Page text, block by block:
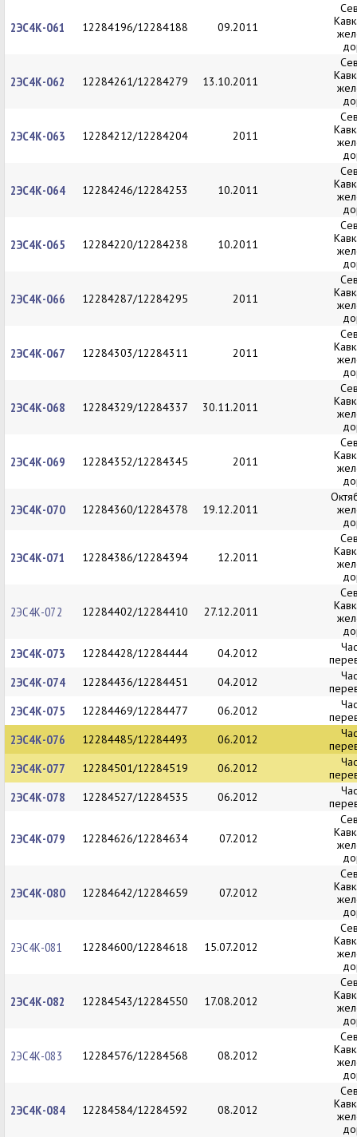
2ЭС4К-061 12284196/12284188 09.2011
2ЭС4К-062 12284261/12284279 13.10.2011
2ЭС4К-063 12284212/12284204 2011
2ЭС4К-064 12284246/12284253 10.2011
2ЭС4К-065 12284220/12284238 10.2011
2ЭС4К-066 12284287/12284295 2011
2ЭС4К-067 12284303/12284311 2011
2ЭС4К-068 12284329/12284337 30.11.2011
2ЭС4К-069 12284352/12284345 2011
2ЭС4К-070 12284360/12284378 19.12.2011
2ЭС4К-071 12284386/12284394 12.2011
2ЭС4К-072 12284402/12284410 27.12.2011
2ЭС4К-073 12284428/12284444 04.2012
2ЭС4К-074 12284436/12284451 04.2012
2ЭС4К-075 12284469/12284477 06.2012
2ЭС4К-076 12284485/12284493 06.2012
2ЭС4К-077 12284501/12284519 06.2012
2ЭС4К-078 12284527/12284535 06.2012
2ЭС4К-079 12284626/12284634 07.2012
2ЭС4К-080 12284642/12284659 07.2012
2ЭС4К-081 12284600/12284618 15.07.2012
2ЭС4К-082 12284543/12284550 17.08.2012
2ЭС4К-083 12284576/12284568 08.2012
2ЭС4К-084 12284584/12284592 08.2012